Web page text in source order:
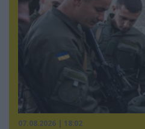
07.08.2026 | 18:02